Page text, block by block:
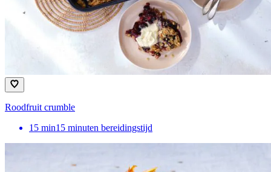
Roodfruit crumble
15 min15 minuten bereidingstijd